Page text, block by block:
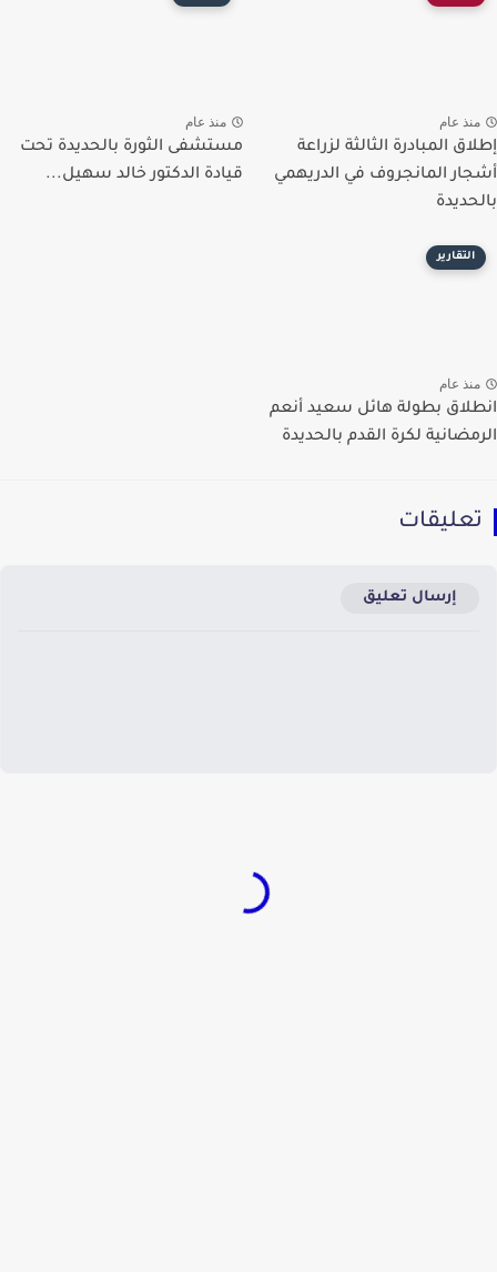
عام
المبادرة الثالثة لزراعة
المانجروف في الدريهمي
منذ عام
مستشفى الثورة بالحديدة تحت
قيادة الدكتور خالد سهيل...
التقارير
عام
بطولة هائل سعيد أنعم
لكرة القدم بالحديدة
إرسال تعليق